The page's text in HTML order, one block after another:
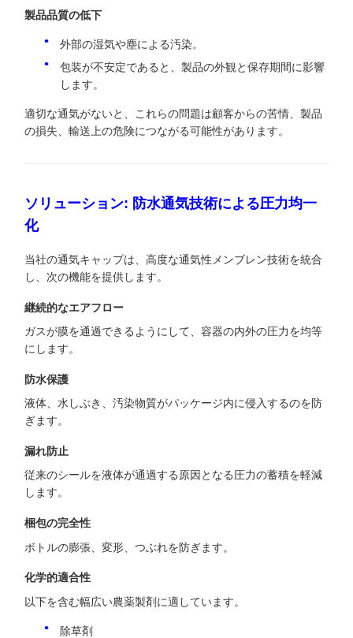
製品品質の低下
外部の湿気や塵による汚染。
包装が不安定であると、製品の外観と保存期間に影響
します。
適切な通気がないと、これらの問題は顧客からの苦情、製品
の損失、輸送上の危険につながる可能性があります。
ソリューション: 防水通気技術による圧力均一
化
当社の通気キャップは、高度な通気性メンブレン技術を統合
し、次の機能を提供します。
継続的なエアフロー
ガスが膜を通過できるようにして、容器の内外の圧力を均等
にします。
防水保護
液体、水しぶき、汚染物質がパッケージ内に侵入するのを防
ぎます。
漏れ防止
従来のシールを液体が通過する原因となる圧力の蓄積を軽減
します。
梱包の完全性
ボトルの膨張、変形、つぶれを防ぎます。
化学的適合性
以下を含む幅広い農薬製剤に適しています。
除草剤